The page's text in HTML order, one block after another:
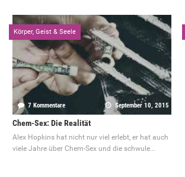
Körper, Geist & Seele
7 Kommentare September 10, 2015
Chem-Sex: Die Realität
Alex Hopkins hat nicht nur viel erlebt, er hat auch
viele Jahre über Chem-Sex und die schwule...